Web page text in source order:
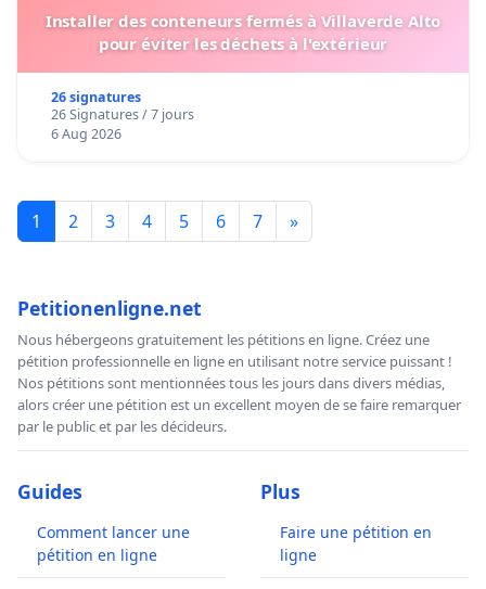
Installer des conteneurs fermés à Villaverde Alto
pour éviter les déchets à l'extérieur
26 signatures
26 Signatures / 7 jours
6 Aug 2026
1 2 3 4 5 6 7 »
Petitionenligne.net
Nous hébergeons gratuitement les pétitions en ligne. Créez une
pétition professionnelle en ligne en utilisant notre service puissant !
Nos pétitions sont mentionnées tous les jours dans divers médias,
alors créer une pétition est un excellent moyen de se faire remarquer
par le public et par les décideurs.
Guides
Comment lancer une
pétition en ligne
Plus
Faire une pétition en
ligne